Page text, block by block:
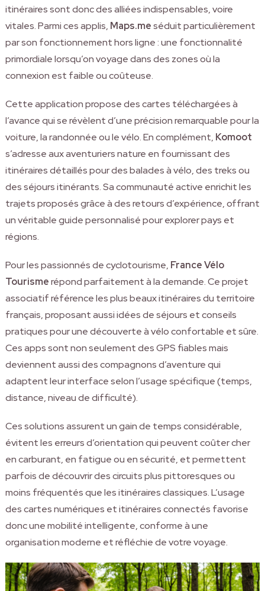
itinéraires sont donc des alliées indispensables, voire
vitales. Parmi ces applis, Maps.meséduit particulièrement
par son fonctionnement hors ligne : une fonctionnalité
primordiale lorsqu’on voyage dans des zones où la
connexion est faible ou coûteuse.
Cette application propose des cartes téléchargées à
l’avance qui se révèlent d’une précision remarquable pour la
voiture, la randonnée ou le vélo. En complément, Komoot
s’adresse aux aventuriers nature en fournissant des
itinéraires détaillés pour des balades à vélo, des treks ou
des séjours itinérants. Sa communauté active enrichit les
trajets proposés grâce à des retours d’expérience, offrant
un véritable guide personnalisé pour explorer pays et
régions.
Pour les passionnés de cyclotourisme, France Vélo
Tourismerépond parfaitement à la demande. Ce projet
associatif référence les plus beaux itinéraires du territoire
français, proposant aussi idées de séjours et conseils
pratiques pour une découverte à vélo confortable et sûre.
Ces apps sont non seulement des GPS fiables mais
deviennent aussi des compagnons d’aventure qui
adaptent leur interface selon l’usage spécifique (temps,
distance, niveau de difficulté).
Ces solutions assurent un gain de temps considérable,
évitent les erreurs d’orientation qui peuvent coûter cher
en carburant, en fatigue ou en sécurité, et permettent
parfois de découvrir des circuits plus pittoresques ou
moins fréquentés que les itinéraires classiques. L’usage
des cartes numériques et itinéraires connectés favorise
donc une mobilité intelligente, conforme à une
organisation moderne et réfléchie de votre voyage.